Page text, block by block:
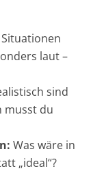
laut –
sind
musst du
Was wäre in
„ideal“?